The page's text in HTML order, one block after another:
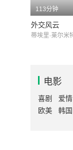
113分钟
外交风云
电影
喜剧 爱情
欧美
韩国